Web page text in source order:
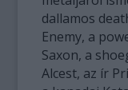
dallamos
Enemy, a
Saxon, a
Alcest, az ír